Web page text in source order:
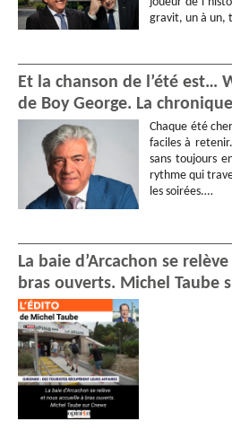
gravit, un à un,
Et la chanson de l’été est…
de Boy George. La
Chaque été
faciles à
sans toujours
rythme qui
les soirées.…
La baie d’Arcachon se
bras ouverts. Michel Taube